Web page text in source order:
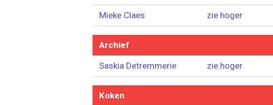
Mieke Claes zie hoger
Archief
Saskia Detremmerie zie hoger
Koken